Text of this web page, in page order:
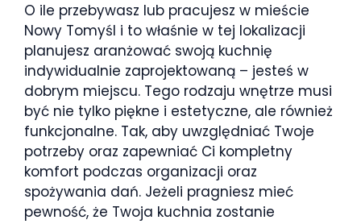
O ile przebywasz lub pracujesz w mieście
Nowy Tomyśl i to właśnie w tej lokalizacji
planujesz aranżować swoją kuchnię
indywidualnie zaprojektowaną – jesteś w
dobrym miejscu. Tego rodzaju wnętrze musi
być nie tylko piękne i estetyczne, ale również
funkcjonalne. Tak, aby uwzględniać Twoje
potrzeby oraz zapewniać Ci kompletny
komfort podczas organizacji oraz
spożywania dań. Jeżeli pragniesz mieć
pewność, że Twoja kuchnia zostanie